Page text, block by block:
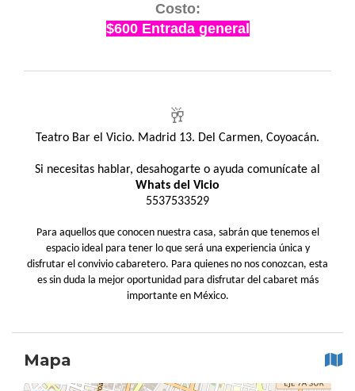
Costo:
$600 Entrada general
🥂
Teatro Bar el Vicio. Madrid 13. Del Carmen, Coyoacán.
Si necesitas hablar, desahogarte o ayuda comunícate al
Whats del Vicio
5537533529
Para aquellos que conocen nuestra casa, sabrán que tenemos el
espacio ideal para tener lo que será una experiencia única y
disfrutar el convivio cabaretero. Para quienes no nos conozcan, esta
es sin duda la mejor oportunidad para disfrutar del cabaret más
importante en México.
Mapa